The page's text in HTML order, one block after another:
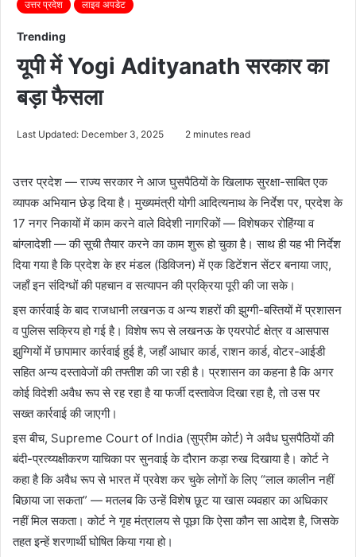
उत्तर प्रदेश लाइव अपडेट
Trending
यूपी में Yogi Adityanath सरकार का
बड़ा फैसला
Last Updated: December 3, 2025 2 minutes read
उत्तर प्रदेश — राज्य सरकार ने आज घुसपैठियों के खिलाफ सुरक्षा-साबित एक
व्यापक अभियान छेड़ दिया है। मुख्यमंत्री योगी आदित्यनाथ के निर्देश पर, प्रदेश के
17 नगर निकायों में काम करने वाले विदेशी नागरिकों — विशेषकर रोहिंग्या व
बांग्लादेशी — की सूची तैयार करने का काम शुरू हो चुका है। साथ ही यह भी निर्देश
दिया गया है कि प्रदेश के हर मंडल (डिविजन) में एक डिटेंशन सेंटर बनाया जाए,
जहाँ इन संदिग्धों की पहचान व सत्यापन की प्रक्रिया पूरी की जा सके।
इस कार्रवाई के बाद राजधानी लखनऊ व अन्य शहरों की झुग्गी-बस्तियों में प्रशासन
व पुलिस सक्रिय हो गई है। विशेष रूप से लखनऊ के एयरपोर्ट क्षेत्र व आसपास
झुग्गियों में छापामार कार्रवाई हुई है, जहाँ आधार कार्ड, राशन कार्ड, वोटर-आईडी
सहित अन्य दस्तावेजों की तफ्तीश की जा रही है। प्रशासन का कहना है कि अगर
कोई विदेशी अवैध रूप से रह रहा है या फर्जी दस्तावेज दिखा रहा है, तो उस पर
सख्त कार्रवाई की जाएगी।
इस बीच, Supreme Court of India (सुप्रीम कोर्ट) ने अवैध घुसपैठियों की
बंदी-प्रत्य्यक्षीकरण याचिका पर सुनवाई के दौरान कड़ा रुख दिखाया है। कोर्ट ने
कहा है कि अवैध रूप से भारत में प्रवेश कर चुके लोगों के लिए “लाल कालीन नहीं
बिछाया जा सकता” — मतलब कि उन्हें विशेष छूट या खास व्यवहार का अधिकार
नहीं मिल सकता। कोर्ट ने गृह मंत्रालय से पूछा कि ऐसा कौन सा आदेश है, जिसके
तहत इन्हें शरणार्थी घोषित किया गया हो।